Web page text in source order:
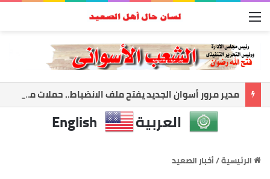
القائمة
مدير مرور أسوان الجديد يفتح ملف الانضباط.. حملات مكثفة لضبط الشارع ومواجهة المخالفات
العربية English
الرئيسية/أخبار الصعيد